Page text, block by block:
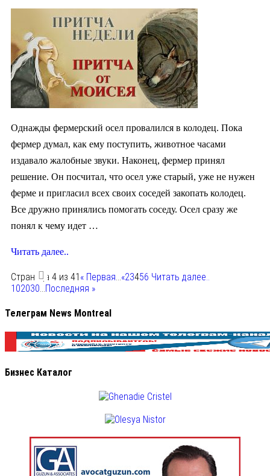
Однажды фермерский осел провалился в колодец. Пока
фермер думал, как ему поступить, животное часами
издавало жалобные звуки. Наконец, фермер принял
решение. Он посчитал, что осел уже старый, уже не нужен
ферме и пригласил всех своих соседей закопать колодец.
Все дружно принялись помогать соседу. Осел сразу же
понял к чему идет …
Читать далее..
Страница 4 из 41 « Первая...«23456 Читать далее..
102030...Последняя »
Телеграм News Montreal
Бизнес Каталог